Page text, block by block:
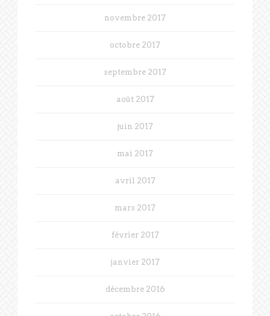
novembre 2017
octobre 2017
septembre 2017
août 2017
juin 2017
mai 2017
avril 2017
mars 2017
février 2017
janvier 2017
décembre 2016